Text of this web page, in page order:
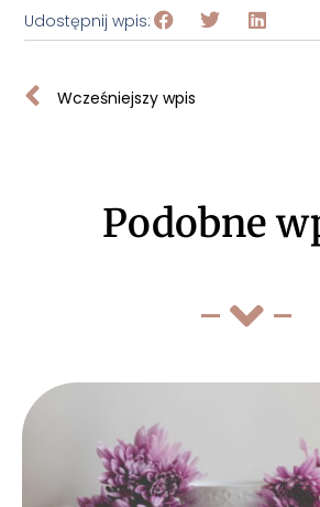
Udostępnij wpis:
Wcześniejszy wpis
Podobne